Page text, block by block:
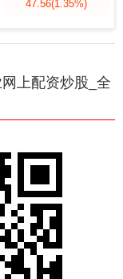
47.56(1.35%)
上配资炒股_全